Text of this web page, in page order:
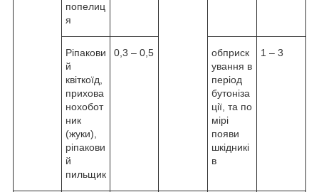
попелиц
я
Ріпакови
й
квіткоїд,
прихова
нохобот
ник
(жуки),
ріпакови
й
пильщик
0,3 – 0,5
обприск
ування в
період
бутоніза
ції, та по
мірі
появи
шкідникі
в
1 – 3